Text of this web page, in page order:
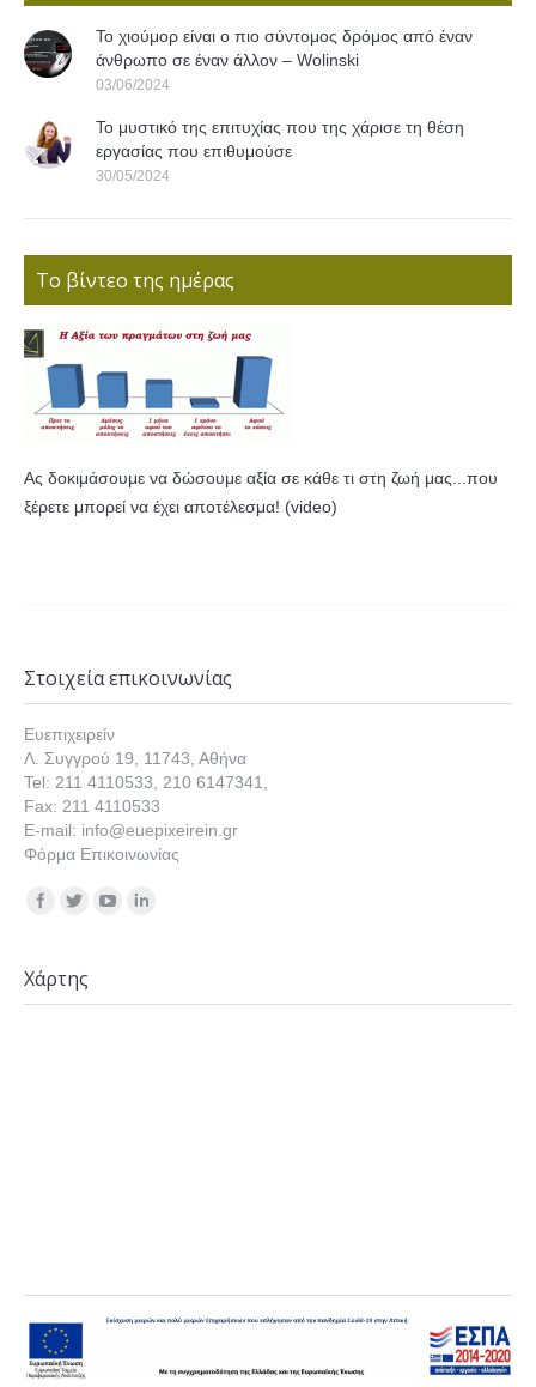
Το χιούμορ είναι ο πιο σύντομος δρόμος από έναν
άνθρωπο σε έναν άλλον – Wolinski
03/06/2024
Το μυστικό της επιτυχίας που της χάρισε τη θέση
εργασίας που επιθυμούσε
30/05/2024
Το βίντεο της ημέρας
Ας δοκιμάσουμε να δώσουμε αξία σε κάθε τι στη ζωή μας...που
ξέρετε μπορεί να έχει αποτέλεσμα! (video)
Στοιχεία επικοινωνίας
Ευεπιχειρείν
Λ. Συγγρού 19, 11743, Αθήνα
Tel: 211 4110533, 210 6147341,
Fax: 211 4110533
E-mail: info@euepixeirein.gr
Φόρμα Επικοινωνίας
Find us on:
Χάρτης